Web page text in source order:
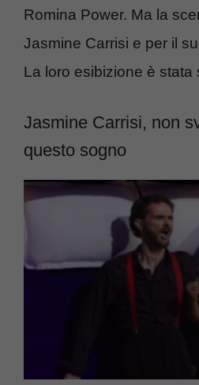
Romina Power. Ma la
Jasmine Carrisi e per il
La loro esibizione è stata
Jasmine Carrisi, non
questo sogno